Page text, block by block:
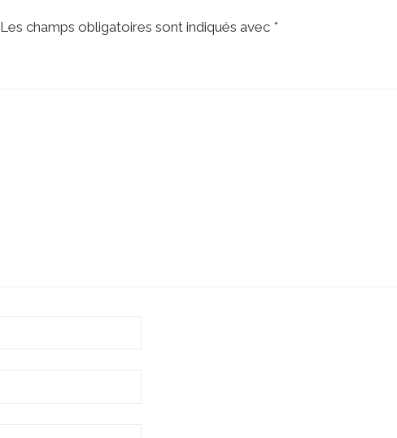
Les champs obligatoires sont indiqués avec *